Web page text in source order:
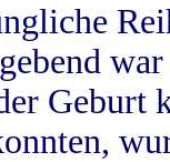
Geburt